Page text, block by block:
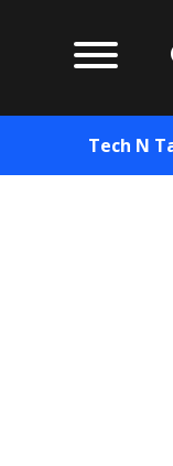
Tech N